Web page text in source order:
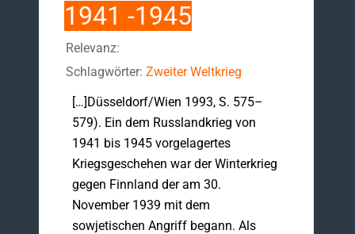
1941 -1945
Relevanz:
Schlagwörter: Zweiter Weltkrieg
[…]Düsseldorf/Wien 1993, S. 575–
579). Ein dem Russlandkrieg von
1941 bis 1945 vorgelagertes
Kriegsgeschehen war der Winterkrieg
gegen Finnland der am 30.
November 1939 mit dem
sowjetischen Angriff begann. Als